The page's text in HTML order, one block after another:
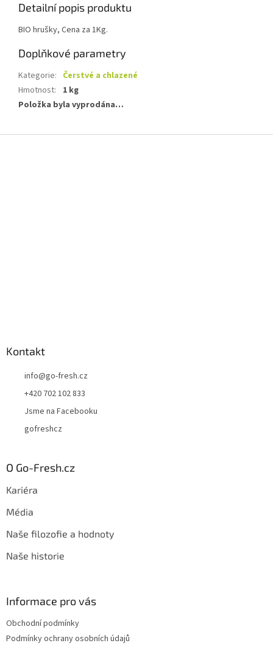
Detailní popis produktu
BIO hrušky, Cena za 1Kg.
Doplňkové parametry
Kategorie: Čerstvé a chlazené
Hmotnost:
1 kg
Položka byla vyprodána…
Kontakt
info@go-fresh.cz
+420 702 102 833
Jsme na Facebooku
gofreshcz
O Go-Fresh.cz
Kariéra
Média
Naše filozofie a hodnoty
Naše historie
Informace pro vás
Obchodní podmínky
Podmínky ochrany osobních údajů